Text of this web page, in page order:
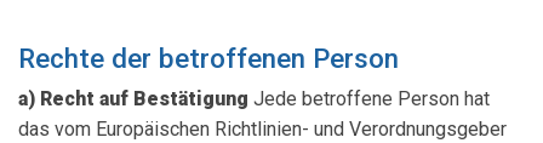
Rechte der betroffenen Person
a) Recht auf Bestätigung Jede betroffene Person hat
das vom Europäischen Richtlinien- und Verordnungsgeber